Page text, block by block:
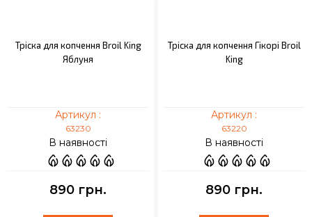
Тріска для копчення Broil King
Яблуня
Артикул :
63230
В наявності
890 грн.
Тріска для копчення Гікорі Broil
King
Артикул :
63220
В наявності
890 грн.